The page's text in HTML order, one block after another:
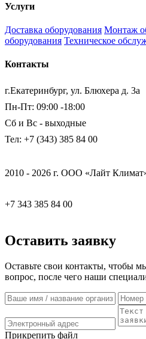
Услуги
Доставка оборудования Монтаж
оборудования Техническое
Контакты
г.Екатеринбург, ул. Блюхера д. 3а
Пн-Пт: 09:00 -18:00
Сб и Вс - выходные
Тел: +7 (343) 385 84 00
2010 - 2026 г. ООО «Лайт
+7 343 385 84 00
Оставить заявку
Оставьте свои контакты, чтобы
вопрос, после чего наши
Прикрепить файл